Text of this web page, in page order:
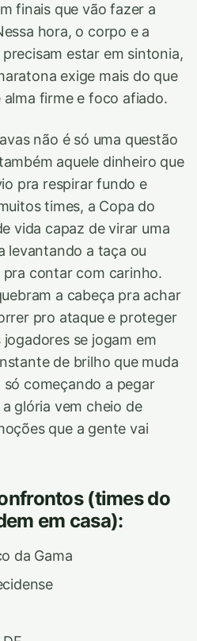
finais que vão fazer a
hora, o corpo e a
estar em sintonia,
exige mais do que
firme e foco afiado.
não é só uma questão
aquele dinheiro que
pra respirar fundo e
times, a Copa do
vida capaz de virar uma
levantando a taça ou
contar com carinho.
a cabeça pra achar
pro ataque e proteger
se jogam em
de brilho que muda
começando a pegar
glória vem cheio de
que a gente vai
(times do
em casa):
da Gama